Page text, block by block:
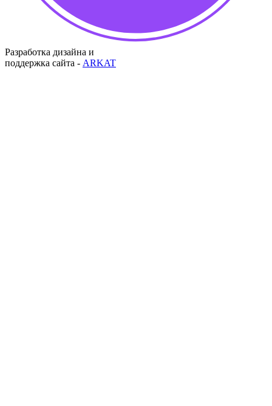
Разработка дизайна и
поддержка сайта - ARKAT